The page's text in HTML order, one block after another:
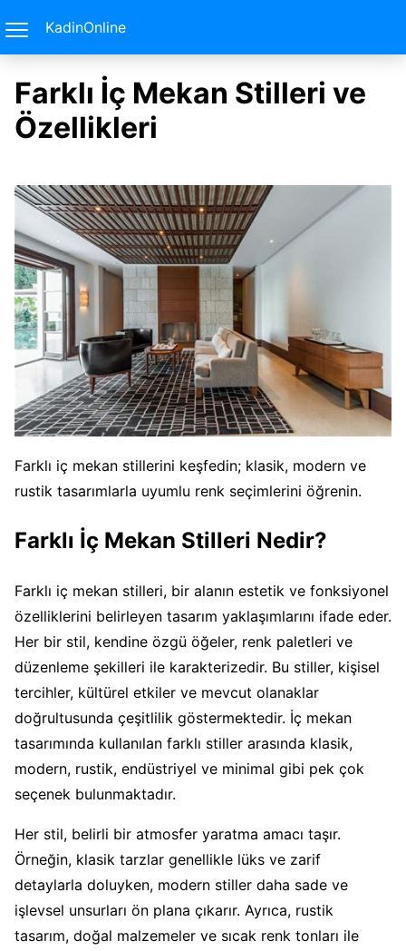
KadinOnline
Farklı İç Mekan Stilleri ve
Özellikleri
Farklı iç mekan stillerini keşfedin; klasik, modern ve
rustik tasarımlarla uyumlu renk seçimlerini öğrenin.
Farklı İç Mekan Stilleri Nedir?
Farklı iç mekan stilleri, bir alanın estetik ve fonksiyonel
özelliklerini belirleyen tasarım yaklaşımlarını ifade eder.
Her bir stil, kendine özgü öğeler, renk paletleri ve
düzenleme şekilleri ile karakterizedir. Bu stiller, kişisel
tercihler, kültürel etkiler ve mevcut olanaklar
doğrultusunda çeşitlilik göstermektedir. İç mekan
tasarımında kullanılan farklı stiller arasında klasik,
modern, rustik, endüstriyel ve minimal gibi pek çok
seçenek bulunmaktadır.
Her stil, belirli bir atmosfer yaratma amacı taşır.
Örneğin, klasik tarzlar genellikle lüks ve zarif
detaylarla doluyken, modern stiller daha sade ve
işlevsel unsurları ön plana çıkarır. Ayrıca, rustik
tasarım, doğal malzemeler ve sıcak renk tonları ile